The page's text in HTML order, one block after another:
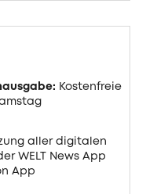
Kostenfreie
aller digitalen
WELT News App
App